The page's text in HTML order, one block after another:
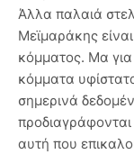
Άλλα παλαιά
Μεϊμαράκης
κόμματος. Μα
κόμματα
σημερινά
προδιαγράφονται
αυτή που